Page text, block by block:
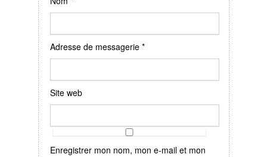
Adresse de messagerie *
Site web
Enregistrer mon nom, mon e-mail et mon